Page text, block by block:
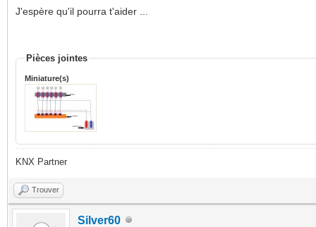
J'espère qu'il pourra t'aider ...
Pièces jointes
Miniature(s)
KNX Partner
Trouver
Silver60